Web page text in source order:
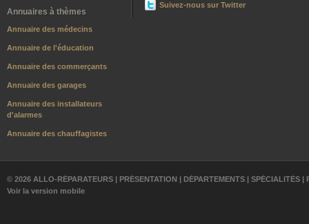
Annuaires à thèmes
Annuaire des médecins
Annuaire de l'éducation
Annuaire des commerçants
Annuaire des garages
Annuaire des installateurs
d'alarmes
Annuaire des chauffagistes
Suivez-nous sur Twitter
© 2026 ALLO-RÉPARATEURS | PRÉSENTATION | DÉPARTEMENTS | SPÉCIALITÉS |
Voir la version mobile